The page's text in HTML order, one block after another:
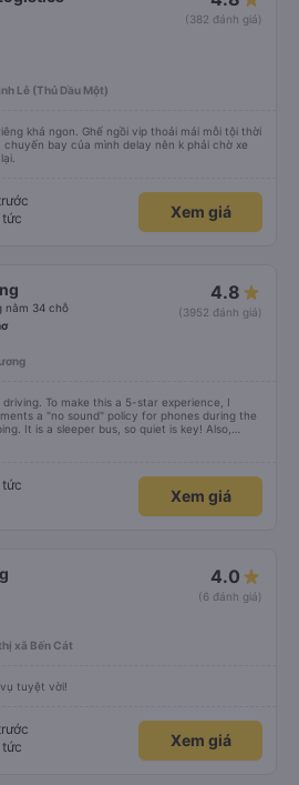
(382 đánh giá)
Lễ (Thủ Dầu Một)
khá ngon. Ghế ngồi vip thoải mái mỗi tội thời
bay của mình delay nên k phải chờ xe
Xem giá
nằm 34 chỗ
4.8
(3952 đánh giá)
To make this a 5-star experience, I
a "no sound" policy for phones during the
It is a sleeper bus, so quiet is key! Also,
clearly inside the cabin for convenience. I
lặng (tắt âm thanh điện thoại) vào ban đêm
khác ngủ. Ngoài ra, nhà xe nên dán sẵn mật
khách dễ dàng sử dụng. Tôi vẫn sẽ tiếp tục ủng
Xem giá
4.0
(6 đánh giá)
xã Bến Cát
tuyệt vời!
Xem giá